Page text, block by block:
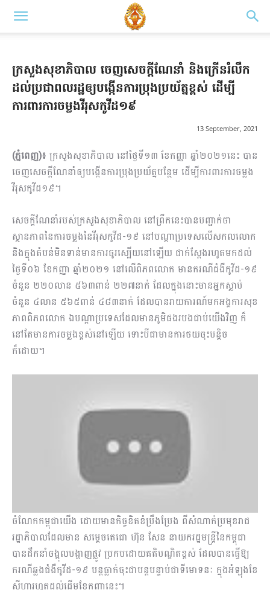
ក្រសួងសុខាភិបាល ចេញសេចក្តីណែនាំ និងក្រើនរំលឹក
ដល់ប្រជាពលរដ្ឋឲ្យបង្កើនការប្រុងប្រយ័ត្នខ្ពស់ ដើម្បី
ការពារការចម្លងវីរុសកូវីដ១៩
13 September, 2021
(ភ្នំពេញ)៖ ក្រសួងសុខាភិបាល នៅថ្ងៃទី១៣ ខែកញ្ញា ឆ្នាំ២០២១នេះ បាន
ចេញសេចក្តីណែនាំឲ្យបង្កើនការប្រុងប្រយ័ត្នបន្ថែម ដើម្បីការពារការចម្លង
វីរុសកូវីដ១៩។
សេចក្តីណែនាំរបស់ក្រសួងសុខាភិបាល នៅព្រឹកនេះបានបញ្ជាក់ថា
ស្ថានភាពនៃការចម្លងនៃវីរុសកូវីដ-១៩ នៅបណ្តាប្រទេសលើសកលលោក
និងក្នុងតំបន់មិនទាន់មានការធូរស្បើយនៅឡើយ ជាក់ស្តែងរហូតមកដល់
ថ្ងៃទី០៦ ខែកញ្ញា ឆ្នាំ២០២១ នៅលើពិភពលោក មានករណីជំងឺកូវីដ-១៩
ចំនួន ២២០លាន ៥៦៣ពាន់ ២២៧នាក់ ដែលក្នុងនោះមានអ្នកស្លាប់
ចំនួន ៤លាន ៥៦៥ពាន់ ៤៨៣នាក់ ដែលបានរាយការណ៍មកអង្គការសុខ
ភាពពិភពលោក ឯបណ្តាប្រទេសដែលមានភូមិផងរបងជាប់យើងវិញ ក៏
នៅតែមានការចម្លងខ្ពស់នៅឡើយ ទោះបីជាមានការថយចុះបន្តិច
ក៏ដោយ។
ចំណែកកម្ពុជាយើង ដោយមានកិច្ចខិតខំប្រឹងប្រែង ពីសំណាក់ប្រមុខរាជ
រដ្ឋាភិបាលដែលមាន សម្តេចតេជោ ហ៊ុន សែន នាយករដ្ឋមន្ត្រីនៃកម្ពុជា
បានដឹកនាំចង្អុលបង្ហាញផ្លូវ ប្រកបដោយគតិបណ្ឌិតខ្ពស់ ដែលបានធ្វើឱ្យ
ករណីឆ្លងជំងឺកូវីដ-១៩ បន្តធ្លាក់ចុះជាបន្តបន្ទាប់ជាទីមោទនៈ ក្នុងអំឡុងខែ
សីហារហូតដល់ដើមខែកញ្ញានេះ។